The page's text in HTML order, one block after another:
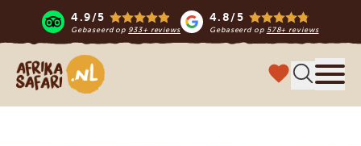
4.9/5
Gebaseerd op 933+ reviews
4.8/5
Gebaseerd op 578+ reviews
Afrika safari